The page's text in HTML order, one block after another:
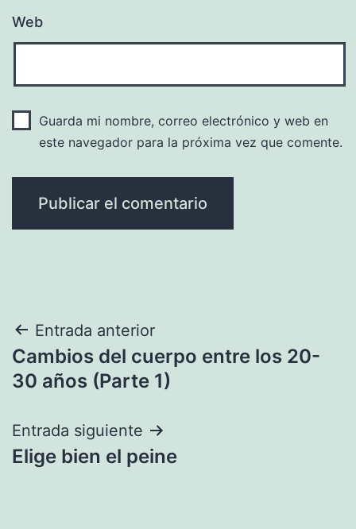
Web
Guarda mi nombre, correo electrónico y web en
este navegador para la próxima vez que comente.
Navegación
de
Entrada anterior
Cambios del cuerpo entre los 20-
30 años (Parte 1)
Entrada siguiente
Elige bien el peine